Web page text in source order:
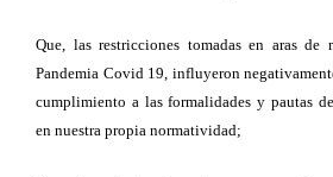
Que, las restricciones tomadas en aras
Pandemia Covid 19, influyeron
cumplimiento a las formalidades y pautas
en nuestra propia normatividad;